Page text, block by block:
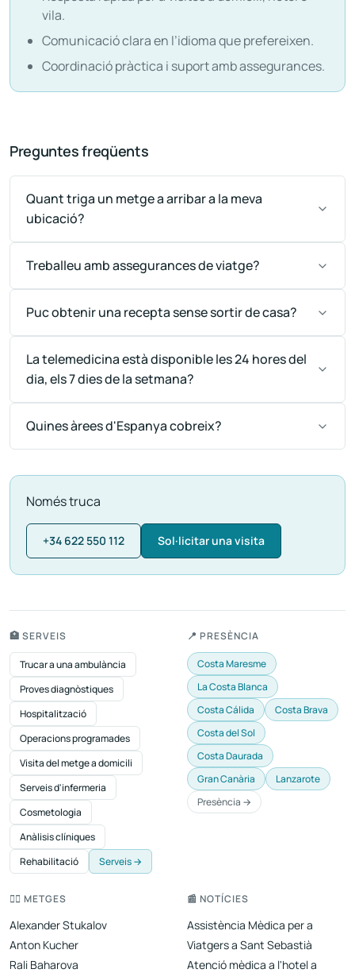
vila.
Comunicació clara en l’idioma que prefereixen.
Coordinació pràctica i suport amb assegurances.
Preguntes freqüents
Quant triga un metge a arribar a la meva
ubicació?
Treballeu amb assegurances de viatge?
Puc obtenir una recepta sense sortir de casa?
La telemedicina està disponible les 24 hores del
dia, els 7 dies de la setmana?
Quines àrees d'Espanya cobreix?
Només truca
+34 622 550 112 Sol·licitar una visita
🏥 SERVEIS
Trucar a una ambulància
Proves diagnòstiques
Hospitalització
Operacions programades
Visita del metge a domicili
Serveis d'infermeria
Cosmetologia
Anàlisis clíniques
Rehabilitació
Serveis →
📍 PRESÈNCIA
Costa Maresme
La Costa Blanca
Costa Cálida
Costa Brava
Costa del Sol
Costa Daurada
Gran Canària
Lanzarote
Presència →
👨‍⚕️ METGES
Alexander Stukalov
Anton Kucher
Rali Baharova
📰 NOTÍCIES
Assistència Mèdica per a
Viatgers a Sant Sebastià
Atenció mèdica a l'hotel a